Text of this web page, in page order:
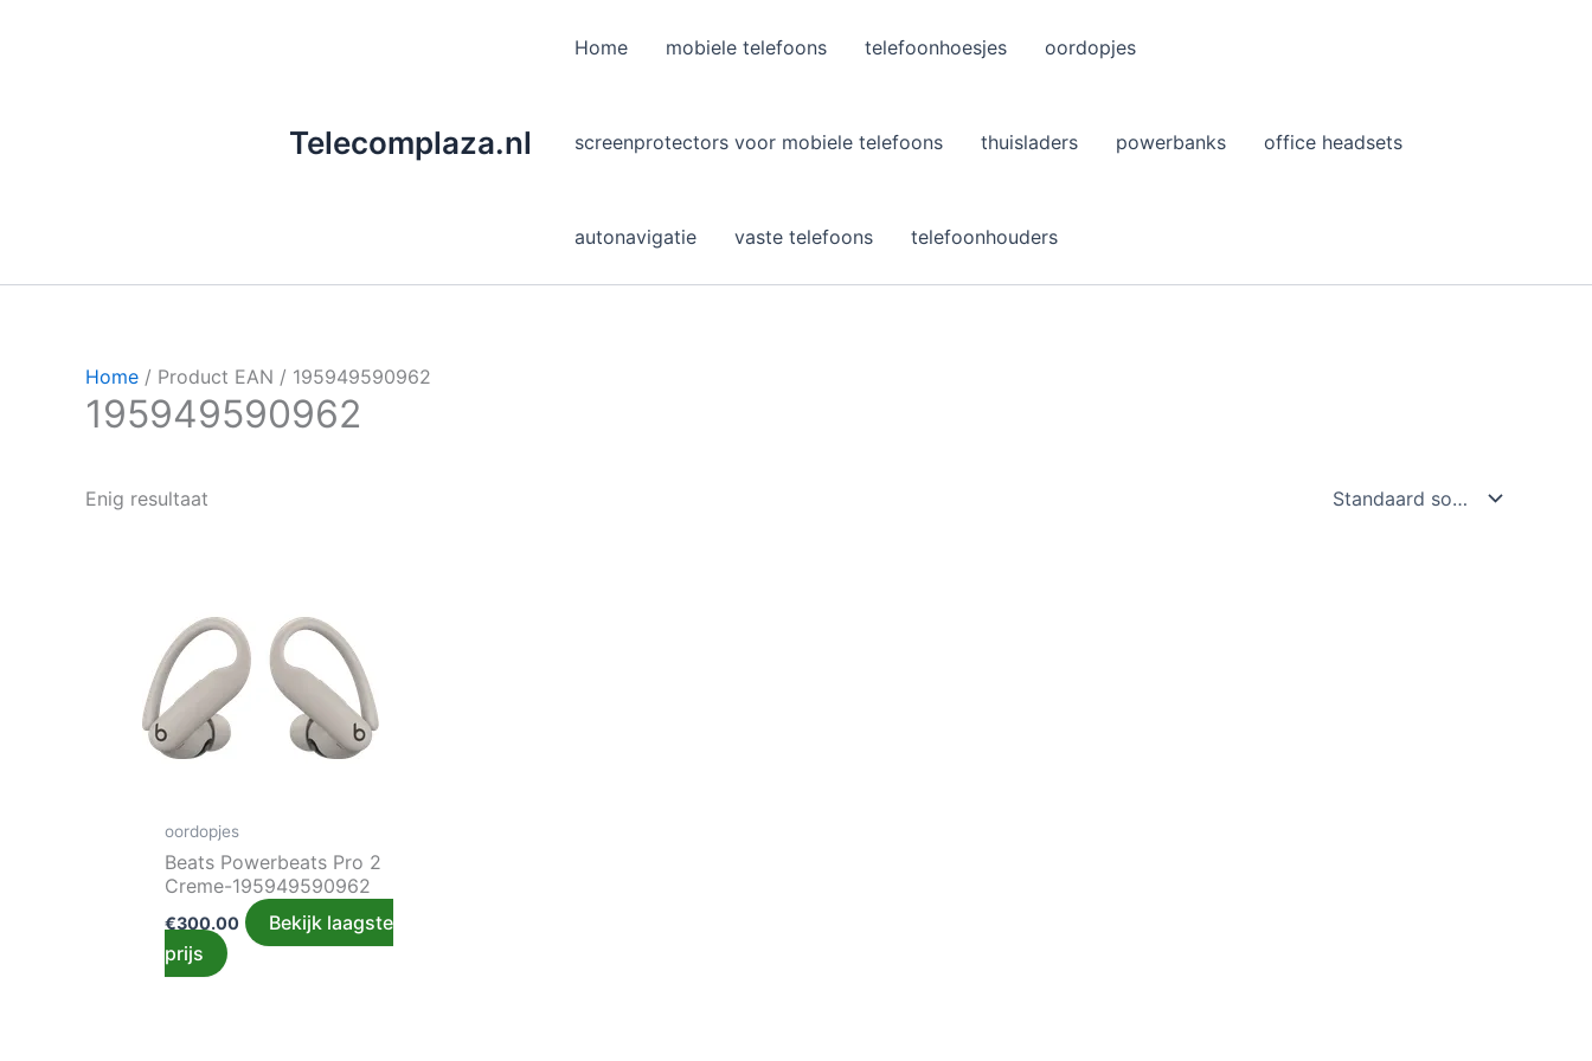
Telecomplaza.nl
Home mobiele telefoons telefoonhoesjes oordopjes
screenprotectors voor mobiele telefoons thuisladers powerbanks office headsets
autonavigatie vaste telefoons telefoonhouders
Home / Product EAN / 195949590962
195949590962
Enig resultaat
oordopjes
Beats Powerbeats Pro 2
Creme-195949590962
€300.00
Bekijk laagste
prijs